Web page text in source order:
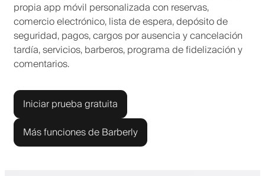
propia app móvil personalizada con reservas,
comercio electrónico, lista de espera, depósito de
seguridad, pagos, cargos por ausencia y cancelación
tardía, servicios, barberos, programa de fidelización y
comentarios.
Iniciar prueba gratuita
Más funciones de Barberly